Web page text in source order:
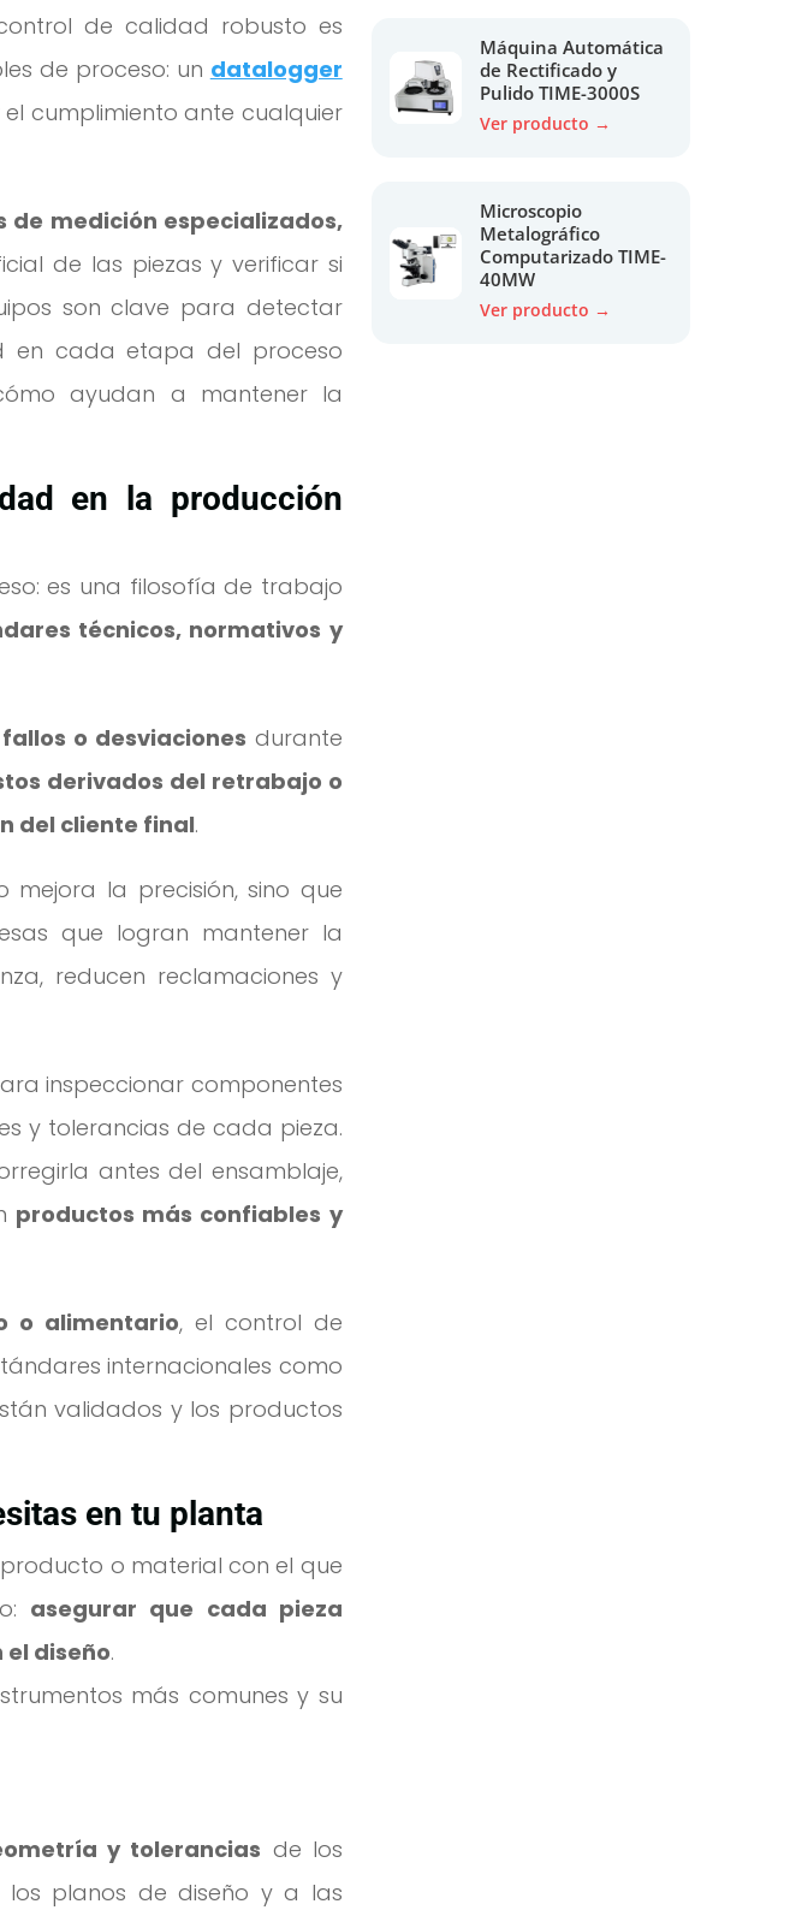
de calidad robusto es
de proceso: un datalogger
cumplimiento ante cualquier
de medición especializados,
de las piezas y verificar si
son clave para detectar
en cada etapa del proceso
ayudan a mantener la
en la producción
es una filosofía de trabajo
técnicos, normativos y
o desviaciones durante
derivados del retrabajo o
del cliente final.
la precisión, sino que
que logran mantener la
reducen reclamaciones y
inspeccionar componentes
y tolerancias de cada pieza.
antes del ensamblaje,
productos más confiables y
o alimentario, el control de
internacionales como
validados y los productos
en tu planta
o material con el que
asegurar que cada pieza
diseño.
más comunes y su
y tolerancias de los
los planos de diseño y a las
Máquina Automática
de Rectificado y
Pulido TIME-3000S
Ver producto →
Microscopio
Metalográfico
Computarizado TIME-
40MW
Ver producto →